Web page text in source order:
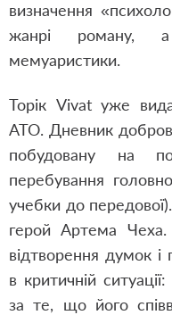
визначення
жанрі роману,
мемуаристики.
Торік Vivat уже
АТО. Дневник
побудовану на
перебування
учебки до
герой Артема
відтворення думок
в критичній
за те, що його